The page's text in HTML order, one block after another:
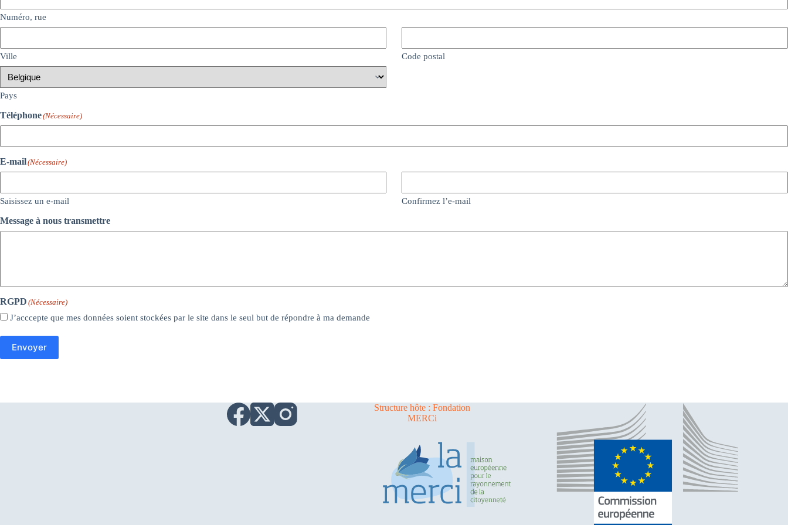
Numéro, rue
Ville Code postal
Pays
Téléphone(Nécessaire)
E-mail(Nécessaire)
Saisissez un e-mail Confirmez l’e-mail
Message à nous transmettre
RGPD (Nécessaire)
J’acccepte que mes données soient stockées par le site dans le seul but de répondre à ma demande
Envoyer
Structure hôte : Fondation
MERCi